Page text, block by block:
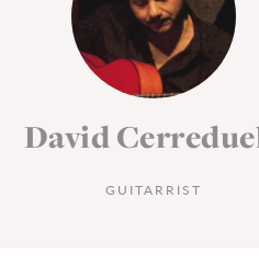
David
GUITARRIST